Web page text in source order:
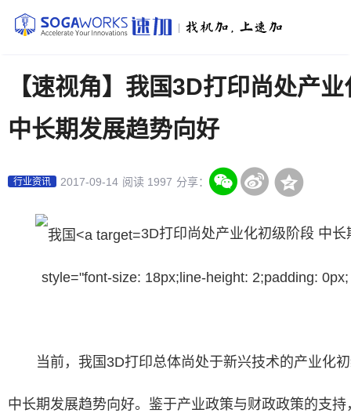
【速视角】我国3D打印尚处产
中长期发展趋势向好
行业资讯 2017-09-14 阅读 1997 分享：
3D打印尚处产业化初级阶段 中
style="font-size: 18px;line-height: 2;padding:
当前，我国3D打印总体尚处于新兴技术的产业化初
中长期发展趋势向好。鉴于产业政策与财政政策的支